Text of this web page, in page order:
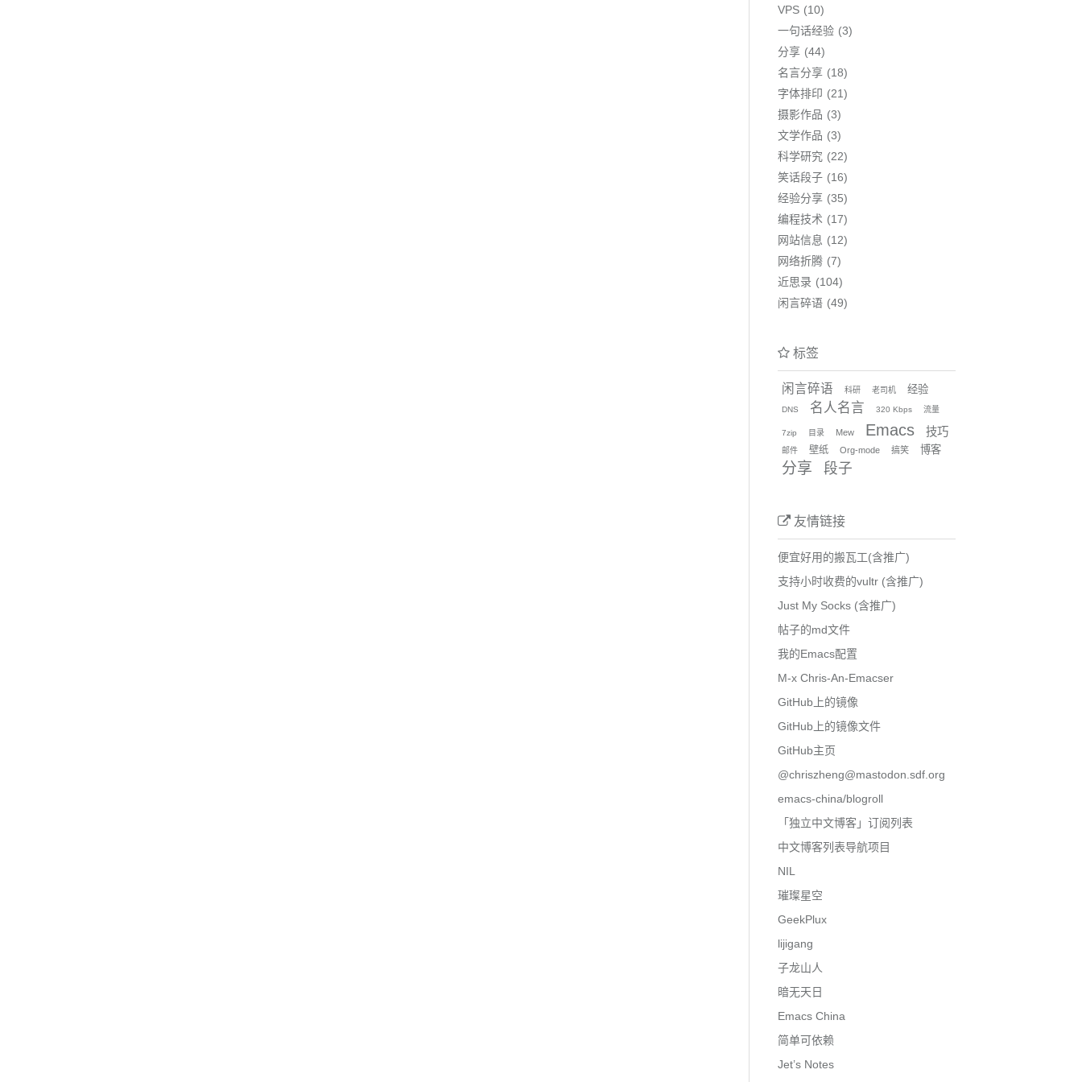
VPS
10
一句话经验
3
分享
44
名言分享
18
字体排印
21
摄影作品
3
文学作品
3
科学研究
22
笑话段子
16
经验分享
35
编程技术
17
网站信息
12
网络折腾
7
近思录
104
闲言碎语
49
标签
闲言碎语 科研 老司机 经验
DNS 名人名言 320 Kbps 流量
7zip 目录 Mew Emacs 技巧
邮件 壁纸 Org-mode 搞笑 博客
分享 段子
友情链接
便宜好用的搬瓦工(含推广)
支持小时收费的vultr (含推广)
Just My Socks (含推广)
帖子的md文件
我的Emacs配置
M-x Chris-An-Emacser
GitHub上的镜像
GitHub上的镜像文件
GitHub主页
@chriszheng@mastodon.sdf.org
emacs-china/blogroll
「独立中文博客」订阅列表
中文博客列表导航项目
NIL
璀璨星空
GeekPlux
lijigang
子龙山人
暗无天日
Emacs China
简单可依赖
Jet’s Notes